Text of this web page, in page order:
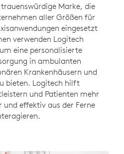
Marke, die
aller Größen für
eingesetzt
verwenden Logitech
eine personalisierte
in ambulanten
Krankenhäusern und
bieten. Logitech hilft
und Patienten mehr
und effektiv aus der Ferne